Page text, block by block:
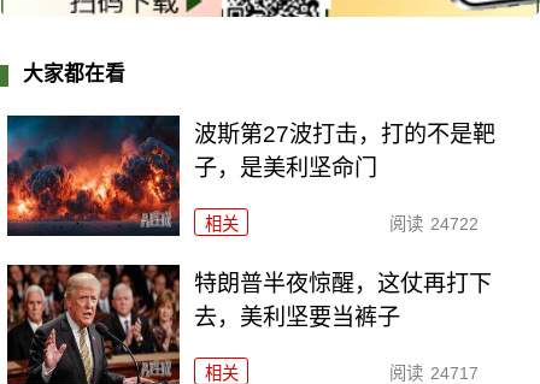
大家都在看
波斯第27波打击，打的不是靶
子，是美利坚命门
相关 阅读 24722
特朗普半夜惊醒，这仗再打下
去，美利坚要当裤子
相关 阅读 24717